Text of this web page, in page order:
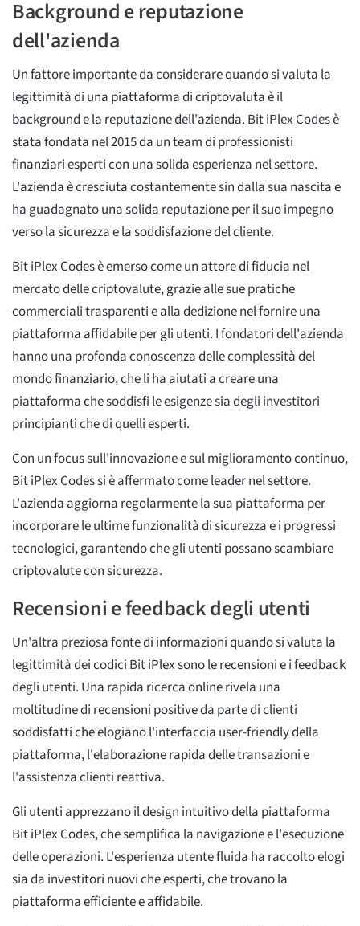
Background e reputazione
dell'azienda
Un fattore importante da considerare quando si valuta la
legittimità di una piattaforma di criptovaluta è il
background e la reputazione dell'azienda. Bit iPlex Codes è
stata fondata nel 2015 da un team di professionisti
finanziari esperti con una solida esperienza nel settore.
L'azienda è cresciuta costantemente sin dalla sua nascita e
ha guadagnato una solida reputazione per il suo impegno
verso la sicurezza e la soddisfazione del cliente.
Bit iPlex Codes è emerso come un attore di fiducia nel
mercato delle criptovalute, grazie alle sue pratiche
commerciali trasparenti e alla dedizione nel fornire una
piattaforma affidabile per gli utenti. I fondatori dell'azienda
hanno una profonda conoscenza delle complessità del
mondo finanziario, che li ha aiutati a creare una
piattaforma che soddisfi le esigenze sia degli investitori
principianti che di quelli esperti.
Con un focus sull'innovazione e sul miglioramento continuo,
Bit iPlex Codes si è affermato come leader nel settore.
L'azienda aggiorna regolarmente la sua piattaforma per
incorporare le ultime funzionalità di sicurezza e i progressi
tecnologici, garantendo che gli utenti possano scambiare
criptovalute con sicurezza.
Recensioni e feedback degli utenti
Un'altra preziosa fonte di informazioni quando si valuta la
legittimità dei codici Bit iPlex sono le recensioni e i feedback
degli utenti. Una rapida ricerca online rivela una
moltitudine di recensioni positive da parte di clienti
soddisfatti che elogiano l'interfaccia user-friendly della
piattaforma, l'elaborazione rapida delle transazioni e
l'assistenza clienti reattiva.
Gli utenti apprezzano il design intuitivo della piattaforma
Bit iPlex Codes, che semplifica la navigazione e l'esecuzione
delle operazioni. L'esperienza utente fluida ha raccolto elogi
sia da investitori nuovi che esperti, che trovano la
piattaforma efficiente e affidabile.